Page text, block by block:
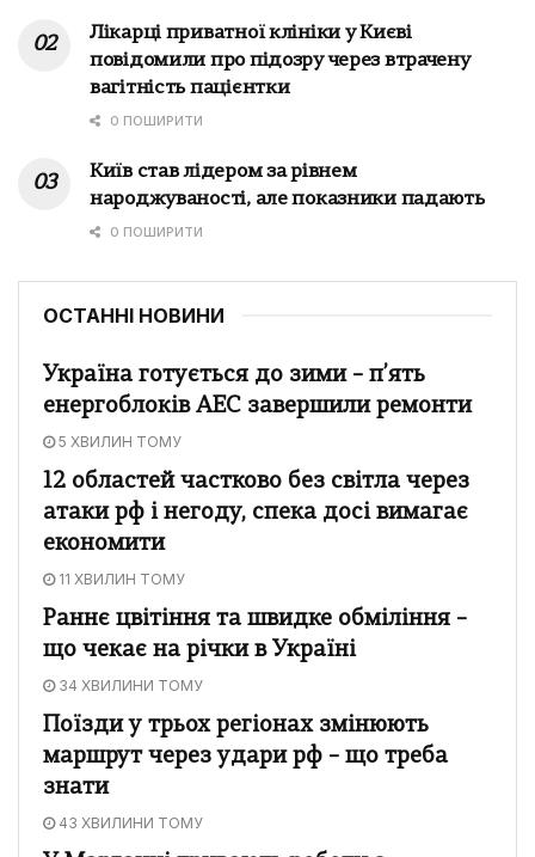
Лікарці приватної клініки у Києві
повідомили про підозру через втрачену
вагітність пацієнтки
0 ПОШИРИТИ
Київ став лідером за рівнем
народжуваності, але показники падають
0 ПОШИРИТИ
ОСТАННІ НОВИНИ
Україна готується до зими – п’ять
енергоблоків АЕС завершили ремонти
5 ХВИЛИН ТОМУ
12 областей частково без світла через
атаки рф і негоду, спека досі вимагає
економити
11 ХВИЛИН ТОМУ
Раннє цвітіння та швидке обміління –
що чекає на річки в Україні
34 ХВИЛИНИ ТОМУ
Поїзди у трьох регіонах змінюють
маршрут через удари рф – що треба
знати
43 ХВИЛИНИ ТОМУ